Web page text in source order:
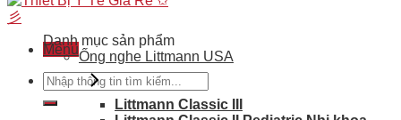
Menu
Tìm
kiếm:
Danh mục sản phẩm
Ống nghe Littmann USA
Littmann Classic III